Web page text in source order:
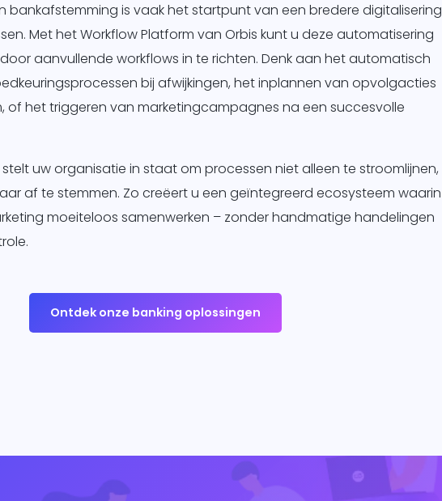
bankafstemming is vaak het startpunt van een bredere digitalisering
Met het Workflow Platform van Orbis kunt u deze automatisering
aanvullende workflows in te richten. Denk aan het automatisch
bij afwijkingen, het inplannen van opvolgacties
of het triggeren van marketingcampagnes na een succesvolle
uw organisatie in staat om processen niet alleen te stroomlijnen,
af te stemmen. Zo creëert u een geïntegreerd ecosysteem waarin
moeiteloos samenwerken – zonder handmatige handelingen
Ontdek onze banking oplossingen